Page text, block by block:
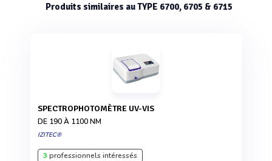
Produits similaires au TYPE 6700, 6705 & 6715
SPECTROPHOTOMÈTRE UV-VIS
DE 190 À 1100 NM
IZITEC®
3 professionnels intéressés